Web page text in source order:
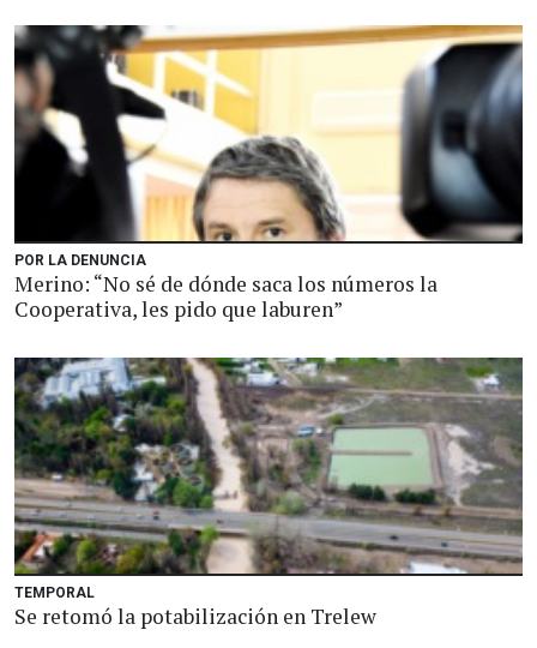
POR LA DENUNCIA
Merino: “No sé de dónde saca los números la
Cooperativa, les pido que laburen”
TEMPORAL
Se retomó la potabilización en Trelew